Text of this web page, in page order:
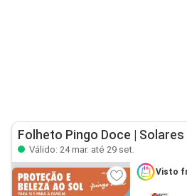
Folheto Pingo Doce | Solares
Válido: 24 mar. até 29 set.
Visto